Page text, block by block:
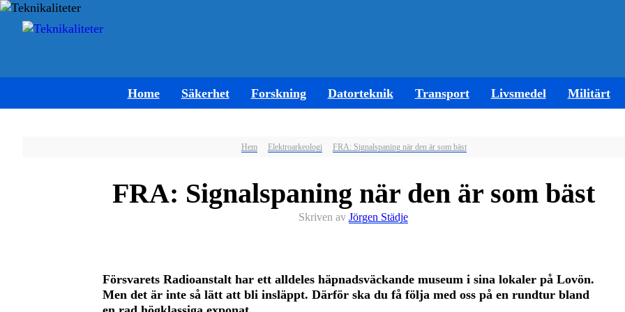
Home Säkerhet Forskning Datorteknik Transport Livsmedel Militärt
Hem Elektroarkeologi FRA: Signalspaning när den är som bäst
FRA: Signalspaning när den är som bäst
Skriven av Jörgen Städje
Försvarets Radioanstalt har ett alldeles häpnadsväckande museum i sina lokaler på Lovön.
Men det är inte så lätt att bli insläppt. Därför ska du få följa med oss på en rundtur bland